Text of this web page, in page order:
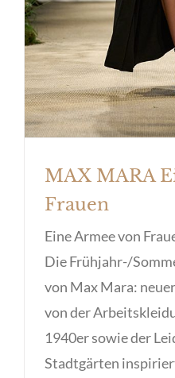
MAX MARA
Frauen
Eine Armee von
Die Frühjahr-/
von Max Mara:
von der
1940er sowie der
Stadtgärten